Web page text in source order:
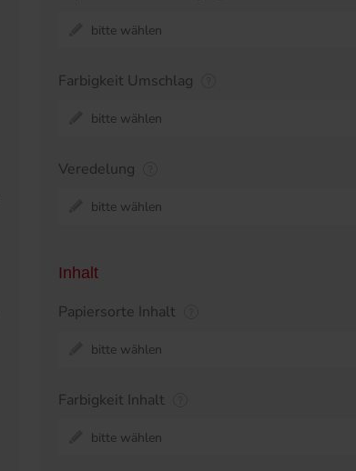
bitte wählen
Farbigkeit Umschlag
bitte wählen
Veredelung
bitte wählen
Inhalt
Papiersorte Inhalt
bitte wählen
Farbigkeit Inhalt
bitte wählen